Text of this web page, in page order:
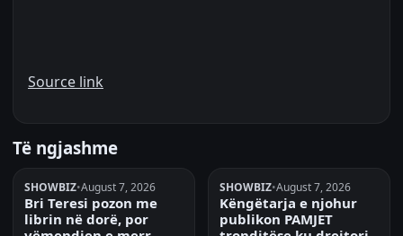
Source link
Të ngjashme
SHOWBIZ•August 7, 2026
Bri Teresi pozon me
librin në dorë, por
SHOWBIZ•August 7, 2026
Këngëtarja e njohur
publikon PAMJET